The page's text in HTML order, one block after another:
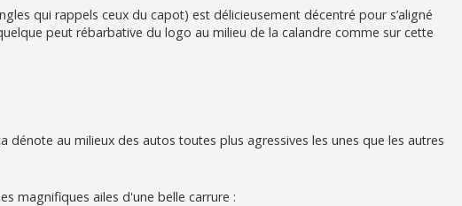
qui rappels ceux du capot) est délicieusement décentré pour s’aligné
peut rébarbative du logo au milieu de la calandre comme sur cette
dénote au milieux des autos toutes plus agressives les unes que les autres
magnifiques ailes d'une belle carrure :